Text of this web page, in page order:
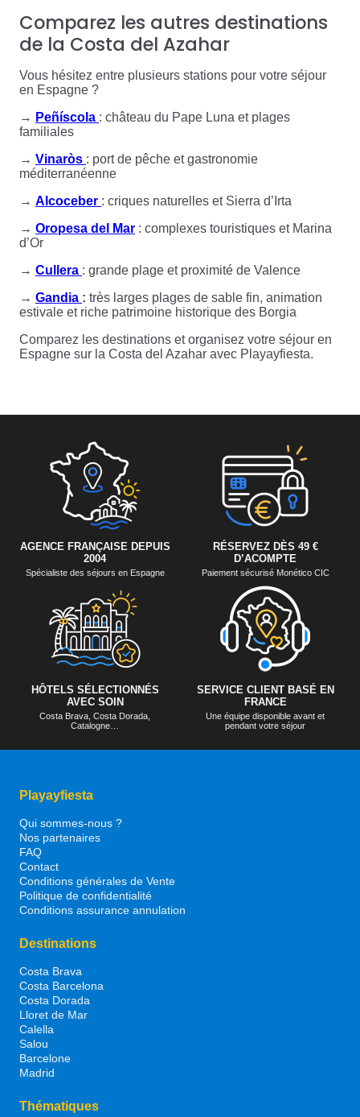
Comparez les autres destinations
de la Costa del Azahar
Vous hésitez entre plusieurs stations pour votre séjour
en Espagne ?
→ Peñíscola : château du Pape Luna et plages
familiales
→ Vinaròs : port de pêche et gastronomie
méditerranéenne
→ Alcoceber : criques naturelles et Sierra d’Irta
→ Oropesa del Mar : complexes touristiques et Marina
d’Or
→ Cullera : grande plage et proximité de Valence
→ Gandia : très larges plages de sable fin, animation
estivale et riche patrimoine historique des Borgia
Comparez les destinations et organisez votre séjour en
Espagne sur la Costa del Azahar avec Playayfiesta.
AGENCE FRANÇAISE DEPUIS
2004
Spécialiste des séjours en Espagne
RÉSERVEZ DÈS 49 €
D’ACOMPTE
Paiement sécurisé Monético CIC
HÔTELS SÉLECTIONNÉS
AVEC SOIN
Costa Brava, Costa Dorada,
Catalogne…
SERVICE CLIENT BASÉ EN
FRANCE
Une équipe disponible avant et
pendant votre séjour
Playayfiesta
Qui sommes-nous ?
Nos partenaires
FAQ
Contact
Conditions générales de Vente
Politique de confidentialité
Conditions assurance annulation
Destinations
Costa Brava
Costa Barcelona
Costa Dorada
Lloret de Mar
Calella
Salou
Barcelone
Madrid
Thématiques